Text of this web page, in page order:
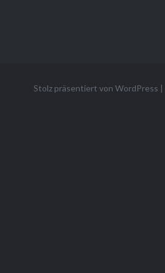
Stolz präsentiert von WordPress |